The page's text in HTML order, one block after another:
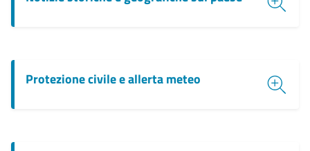
Protezione civile e allerta meteo